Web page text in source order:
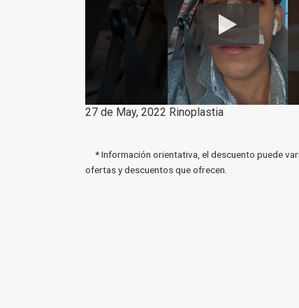
27 de May, 2022 Rinoplastia
* Información orientativa, el descuento puede
ofertas y descuentos que ofrecen.